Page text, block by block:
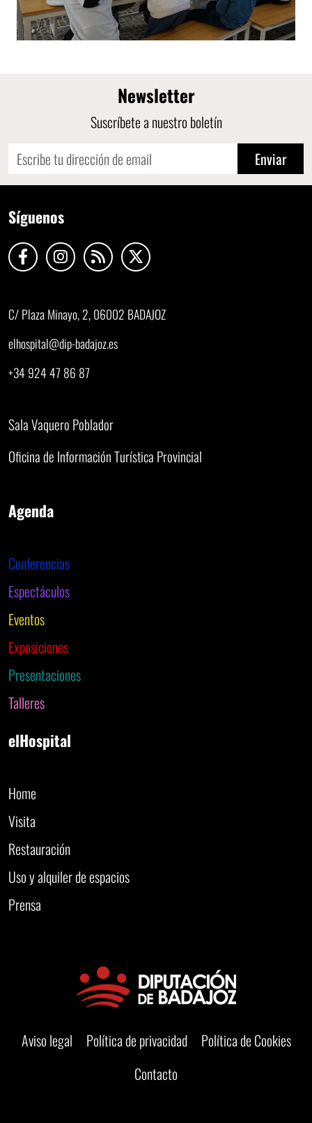
Newsletter
Suscríbete a nuestro boletín
Enviar
Síguenos
C/ Plaza Minayo, 2, 06002 BADAJOZ
elhospital@dip-badajoz.es
+34 924 47 86 87
Sala Vaquero Poblador
Oficina de Información Turística Provincial
Agenda
Conferencias
Espectáculos
Eventos
Exposiciones
Presentaciones
Talleres
elHospital
Home
Visita
Restauración
Uso y alquiler de espacios
Prensa
Aviso legal Política de privacidad
Política de Cookies
Contacto